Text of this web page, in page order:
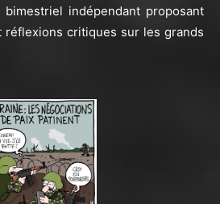
indépendant proposant
réflexions critiques sur les grands